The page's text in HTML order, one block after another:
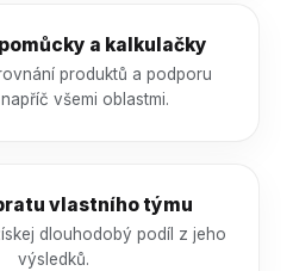
a kalkulačky
produktů a podporu
všemi oblastmi.
vlastního týmu
dlouhodobý podíl z jeho
výsledků.